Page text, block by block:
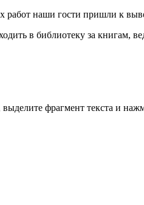
работ наши гости пришли к
в библиотеку за книгам,
фрагмент текста и